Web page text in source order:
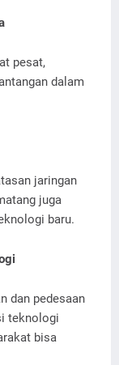
pesat,
dalam
jaringan
juga
baru.
dan pedesaan
teknologi
bisa